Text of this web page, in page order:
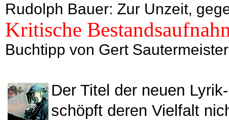
Rudolph Bauer: Zur Unzeit,
Kritische
Buchtipp von Gert Sautermeister
Der Titel der neuen
schöpft deren Vielfalt